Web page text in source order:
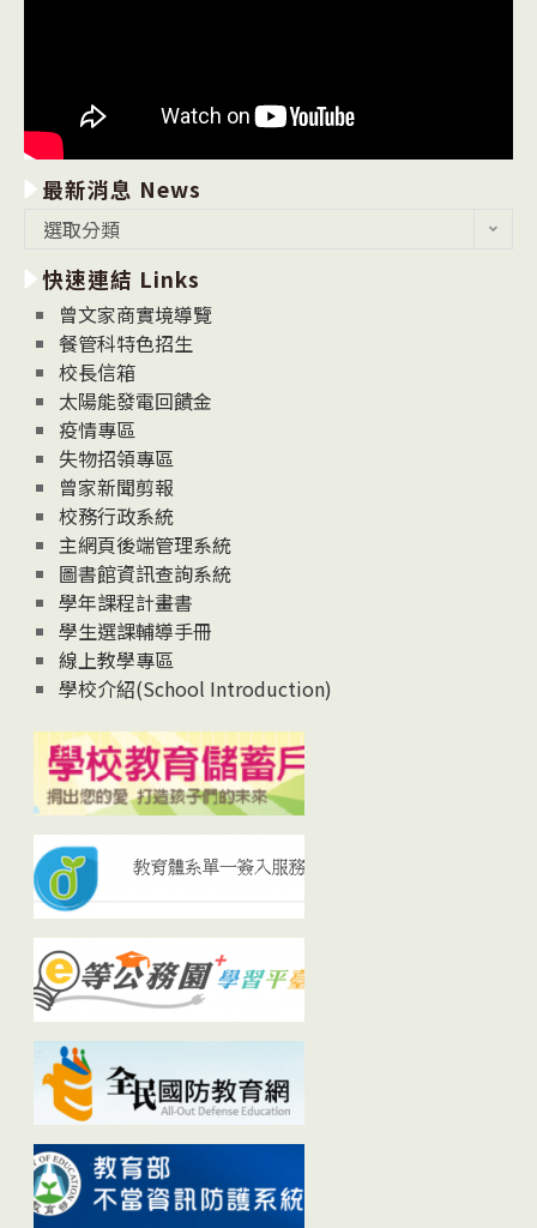
最新消息 News
消
息
News
選取分類
快速連結 Links
曾文家商實境導覽
餐管科特色招生
校長信箱
太陽能發電回饋金
疫情專區
失物招領專區
曾家新聞剪報
校務行政系統
主網頁後端管理系統
圖書館資訊查詢系統
學年課程計畫書
學生選課輔導手冊
線上教學專區
學校介紹(School Introduction)